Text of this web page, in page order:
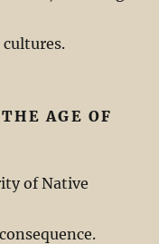
cultures.
AGE OF
of Native